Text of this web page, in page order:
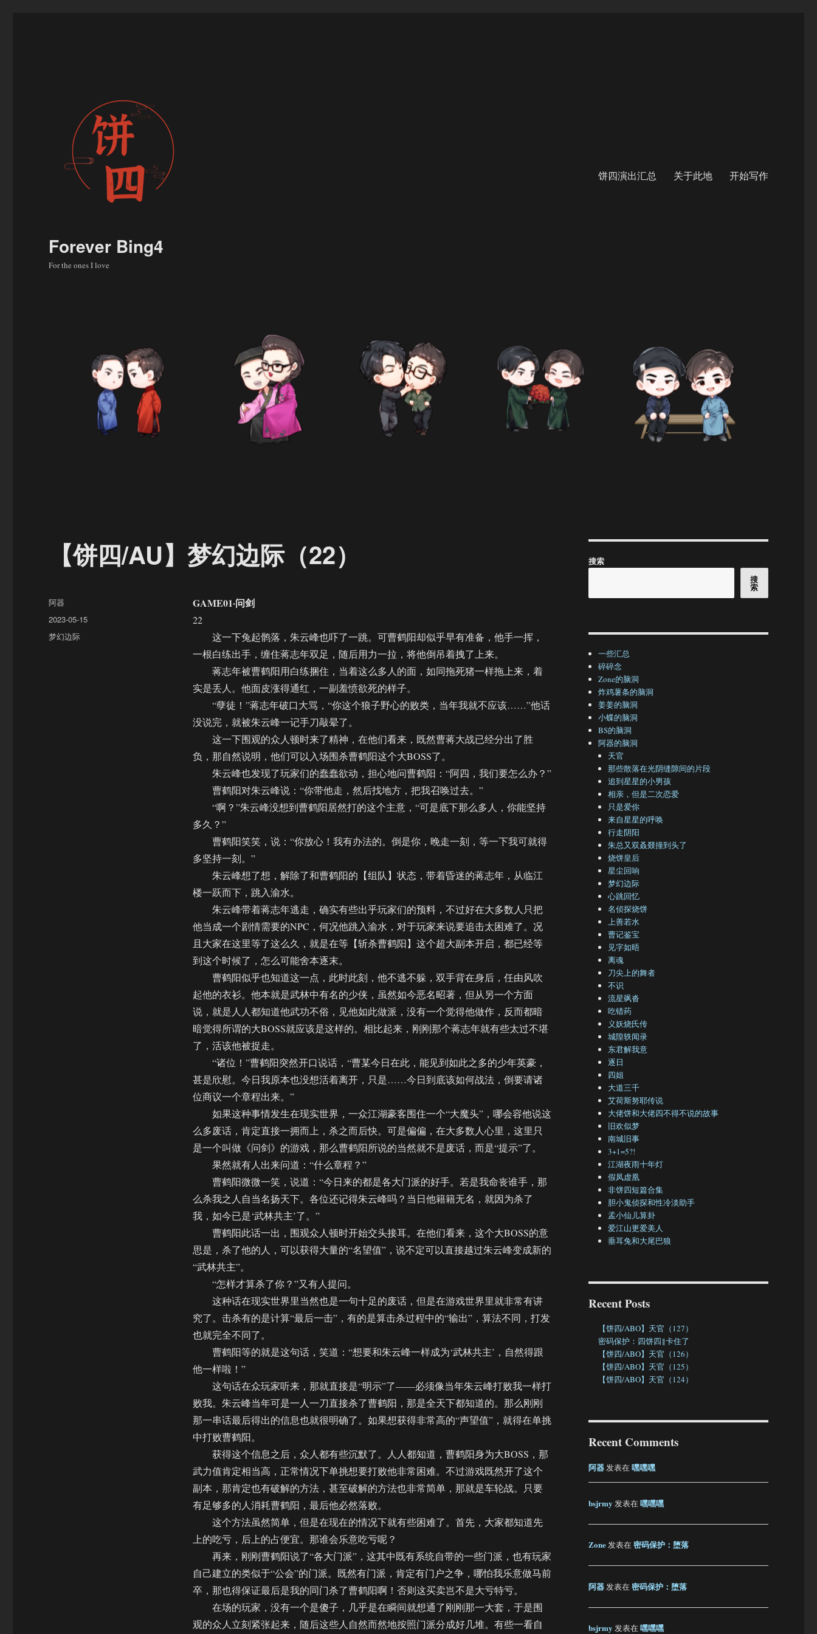
Forever Bing4
For the ones I love
饼四演出汇总 关于此地 开始写作
【饼四/AU】梦幻边际（22）
GAME01·问剑
22
这一下兔起鹘落，朱云峰也吓了一跳。可曹鹤阳却似乎早有准备，他手一挥，
一根白练出手，缠住蒋志年双足，随后用力一拉，将他倒吊着拽了上来。
蒋志年被曹鹤阳用白练捆住，当着这么多人的面，如同拖死猪一样拖上来，着
实是丢人。他面皮涨得通红，一副羞愤欲死的样子。
“孽徒！”蒋志年破口大骂，“你这个狼子野心的败类，当年我就不应该……”他话
没说完，就被朱云峰一记手刀敲晕了。
这一下围观的众人顿时来了精神，在他们看来，既然曹蒋大战已经分出了胜
负，那自然说明，他们可以入场围杀曹鹤阳这个大BOSS了。
朱云峰也发现了玩家们的蠢蠢欲动，担心地问曹鹤阳：“阿四，我们要怎么办？”
曹鹤阳对朱云峰说：“你带他走，然后找地方，把我召唤过去。”
“啊？”朱云峰没想到曹鹤阳居然打的这个主意，“可是底下那么多人，你能坚持
多久？”
曹鹤阳笑笑，说：“你放心！我有办法的。倒是你，晚走一刻，等一下我可就得
多坚持一刻。”
朱云峰想了想，解除了和曹鹤阳的【组队】状态，带着昏迷的蒋志年，从临江
楼一跃而下，跳入渝水。
朱云峰带着蒋志年逃走，确实有些出乎玩家们的预料，不过好在大多数人只把
他当成一个剧情需要的NPC，何况他跳入渝水，对于玩家来说要追击太困难了。况
且大家在这里等了这么久，就是在等【斩杀曹鹤阳】这个超大副本开启，都已经等
到这个时候了，怎么可能舍本逐末。
曹鹤阳似乎也知道这一点，此时此刻，他不逃不躲，双手背在身后，任由风吹
起他的衣衫。他本就是武林中有名的少侠，虽然如今恶名昭著，但从另一个方面
说，就是人人都知道他武功不俗，见他如此做派，没有一个觉得他做作，反而都暗
暗觉得所谓的大BOSS就应该是这样的。相比起来，刚刚那个蒋志年就有些太过不堪
了，活该他被捉走。
“诸位！”曹鹤阳突然开口说话，“曹某今日在此，能见到如此之多的少年英豪，
甚是欣慰。今日我原本也没想活着离开，只是……今日到底该如何战法，倒要请诸
位商议一个章程出来。”
如果这种事情发生在现实世界，一众江湖豪客围住一个“大魔头”，哪会容他说这
么多废话，肯定直接一拥而上，杀之而后快。可是偏偏，在大多数人心里，这里只
是一个叫做《问剑》的游戏，那么曹鹤阳所说的当然就不是废话，而是“提示”了。
果然就有人出来问道：“什么章程？”
曹鹤阳微微一笑，说道：“今日来的都是各大门派的好手。若是我命丧谁手，那
么杀我之人自当名扬天下。各位还记得朱云峰吗？当日他籍籍无名，就因为杀了
我，如今已是‘武林共主’了。”
曹鹤阳此话一出，围观众人顿时开始交头接耳。在他们看来，这个大BOSS的意
思是，杀了他的人，可以获得大量的“名望值”，说不定可以直接越过朱云峰变成新的
“武林共主”。
“怎样才算杀了你？”又有人提问。
这种话在现实世界里当然也是一句十足的废话，但是在游戏世界里就非常有讲
究了。击杀有的是计算“最后一击”，有的是算击杀过程中的“输出”，算法不同，打发
也就完全不同了。
曹鹤阳等的就是这句话，笑道：“想要和朱云峰一样成为‘武林共主’，自然得跟
他一样啦！”
这句话在众玩家听来，那就直接是“明示”了——必须像当年朱云峰打败我一样打
败我。朱云峰当年可是一人一刀直接杀了曹鹤阳，那是全天下都知道的。那么刚刚
那一串话最后得出的信息也就很明确了。如果想获得非常高的“声望值”，就得在单挑
中打败曹鹤阳。
获得这个信息之后，众人都有些沉默了。人人都知道，曹鹤阳身为大BOSS，那
武力值肯定相当高，正常情况下单挑想要打败他非常困难。不过游戏既然开了这个
副本，那肯定也有破解的方法，甚至破解的方法也非常简单，那就是车轮战。只要
有足够多的人消耗曹鹤阳，最后他必然落败。
这个方法虽然简单，但是在现在的情况下就有些困难了。首先，大家都知道先
上的吃亏，后上的占便宜。那谁会乐意吃亏呢？
再来，刚刚曹鹤阳说了“各大门派”，这其中既有系统自带的一些门派，也有玩家
自己建立的类似于“公会”的门派。既然有门派，肯定有门户之争，哪怕我乐意做马前
卒，那也得保证最后是我的同门杀了曹鹤阳啊！否则这买卖岂不是大亏特亏。
在场的玩家，没有一个是傻子，几乎是在瞬间就想通了刚刚那一大套，于是围
观的众人立刻紧张起来，随后这些人自然而然地按照门派分成好几堆。有些一看自
作
者
阿器
发
布
于
2023-05-15
分
梦幻边际
搜索
搜
索
一些汇总
碎碎念
Zone的脑洞
炸鸡薯条的脑洞
姜姜的脑洞
小蝶的脑洞
BS的脑洞
阿器的脑洞
天官
那些散落在光阴缝隙间的片段
追到星星的小男孩
相亲，但是二次恋爱
只是爱你
来自星星的呼唤
行走阴阳
朱总又双叒叕撞到头了
烧饼皇后
星尘回响
梦幻边际
心跳回忆
名侦探烧饼
上善若水
曹记鉴宝
见字如晤
离魂
刀尖上的舞者
不识
流星飒沓
吃错药
义妖烧氏传
城隍轶闻录
东君解我意
逐日
四姐
大道三千
艾荷斯努耶传说
大佬饼和大佬四不得不说的故事
旧欢似梦
南城旧事
3+1=5?!
江湖夜雨十年灯
假凤虚凰
非饼四短篇合集
胆小鬼侦探和性冷淡助手
孟小仙儿算卦
爱江山更爱美人
垂耳兔和大尾巴狼
Recent Posts
【饼四/ABO】天官（127）
密码保护：四饼四‖卡住了
【饼四/ABO】天官（126）
【饼四/ABO】天官（125）
【饼四/ABO】天官（124）
Recent Comments
阿器发表在嘿嘿嘿
bsjrmy 发表在嘿嘿嘿
Zone发表在密码保护：堕落
阿器发表在密码保护：堕落
bsjrmy 发表在嘿嘿嘿